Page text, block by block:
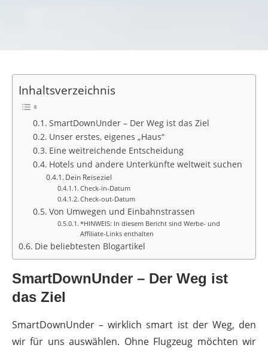
Inhaltsverzeichnis
SmartDownUnder – Der Weg ist das Ziel
Unser erstes, eigenes „Haus“
Eine weitreichende Entscheidung
Hotels und andere Unterkünfte weltweit suchen
Dein Reiseziel
Check-in-Datum
Check-out-Datum
Von Umwegen und Einbahnstrassen
*HINWEIS: In diesem Bericht sind Werbe- und
Affiliate-Links enthalten
Die beliebtesten Blogartikel
SmartDownUnder – Der Weg ist
das Ziel
SmartDownUnder – wirklich smart ist der Weg, den
wir für uns auswählen. Ohne Flugzeug möchten wir